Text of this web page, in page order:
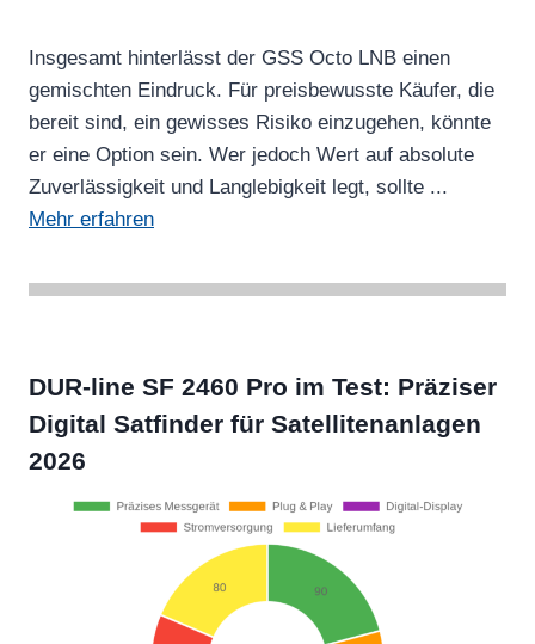
Insgesamt hinterlässt der GSS Octo LNB einen
gemischten Eindruck. Für preisbewusste Käufer, die
bereit sind, ein gewisses Risiko einzugehen, könnte
er eine Option sein. Wer jedoch Wert auf absolute
Zuverlässigkeit und Langlebigkeit legt, sollte ...
Mehr erfahren
DUR-line SF 2460 Pro im Test: Präziser
Digital Satfinder für Satellitenanlagen
2026